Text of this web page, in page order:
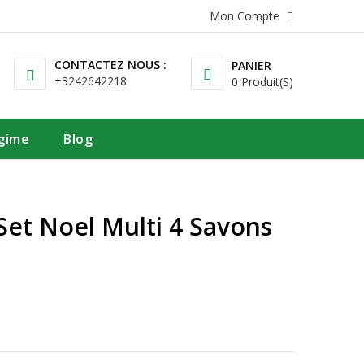
Mon Compte
PANIER
0 Produit(s)
CONTACTEZ NOUS :
+3242642218
Blog
Noel Multi 4 Savons